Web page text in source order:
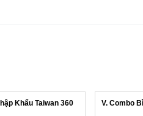
Khẩu Taiwan 360